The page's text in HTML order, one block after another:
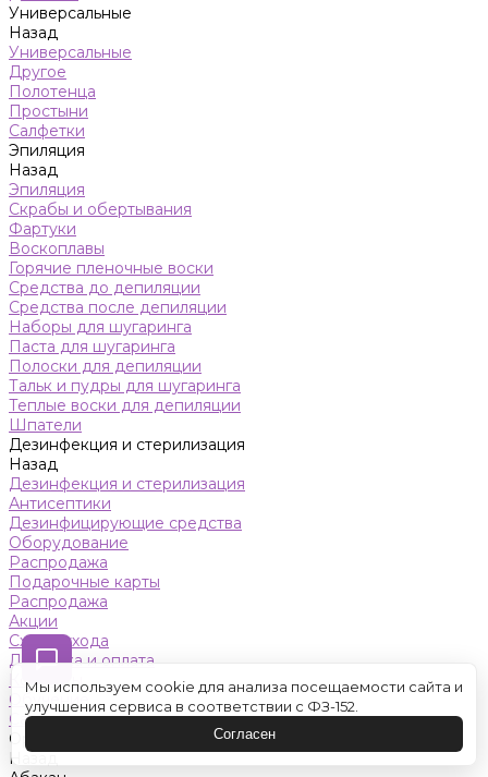
Универсальные
Назад
Универсальные
Другое
Полотенца
Простыни
Салфетки
Эпиляция
Назад
Эпиляция
Скрабы и обертывания
Фартуки
Воскоплавы
Горячие пленочные воски
Средства до депиляции
Средства после депиляции
Наборы для шугаринга
Паста для шугаринга
Полоски для депиляции
Тальк и пудры для шугаринга
Теплые воски для депиляции
Шпатели
Дезинфекция и стерилизация
Назад
Дезинфекция и стерилизация
Антисептики
Дезинфицирующие средства
Оборудование
Распродажа
Подарочные карты
Распродажа
Акции
Схемы ухода
Доставка и оплата
Контакты
Обучение
Салон красоты
Оренбург
Назад
Мы используем cookie для анализа посещаемости сайта и
улучшения сервиса в соответствии с ФЗ-152.
Согласен